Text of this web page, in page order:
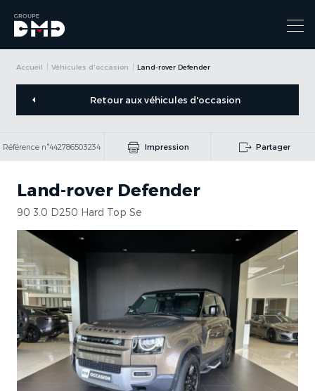
Accueil Véhicules d'occasion Land-rover Defender
Retour aux véhicules d'occasion
Référence n°442786503234 Impression Partager
Land-rover Defender
90 3.0 D250 Hard Top Se